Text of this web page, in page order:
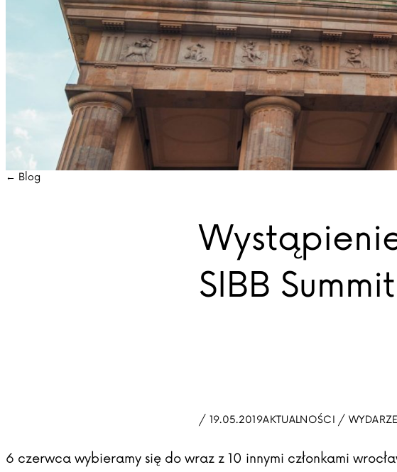
← Blog
SIBB
/ 19.05.2019AKTUALNOŚCI /
6 czerwca wybieramy się do wraz z 10 innymi członkami